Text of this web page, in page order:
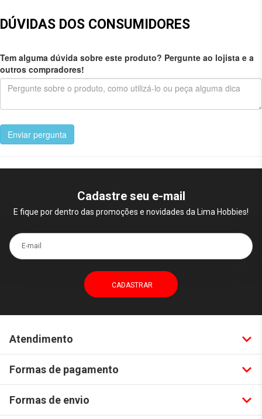
DÚVIDAS DOS CONSUMIDORES
Tem alguma dúvida sobre este produto? Pergunte ao lojista e a
outros compradores!
Enviar pergunta
Cadastre seu e-mail
E fique por dentro das promoções e novidades da Lima Hobbies!
E-mail
Atendimento
Formas de pagamento
Formas de envio